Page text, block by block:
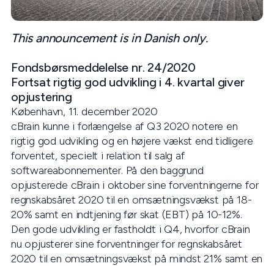
This announcement is in Danish only.
Fondsbørsmeddelelse nr. 24/2020
Fortsat rigtig god udvikling i 4. kvartal giver
opjustering
København, 11. december 2020
cBrain kunne i forlængelse af Q3 2020 notere en
rigtig god udvikling og en højere vækst end tidligere
forventet, specielt i relation til salg af
softwareabonnementer. På den baggrund
opjusterede cBrain i oktober sine forventningerne for
regnskabsåret 2020 til en omsætningsvækst på 18-
20% samt en indtjening før skat (EBT) på 10-12%.
Den gode udvikling er fastholdt i Q4, hvorfor cBrain
nu opjusterer sine forventninger for regnskabsåret
2020 til en omsætningsvækst på mindst 21% samt en